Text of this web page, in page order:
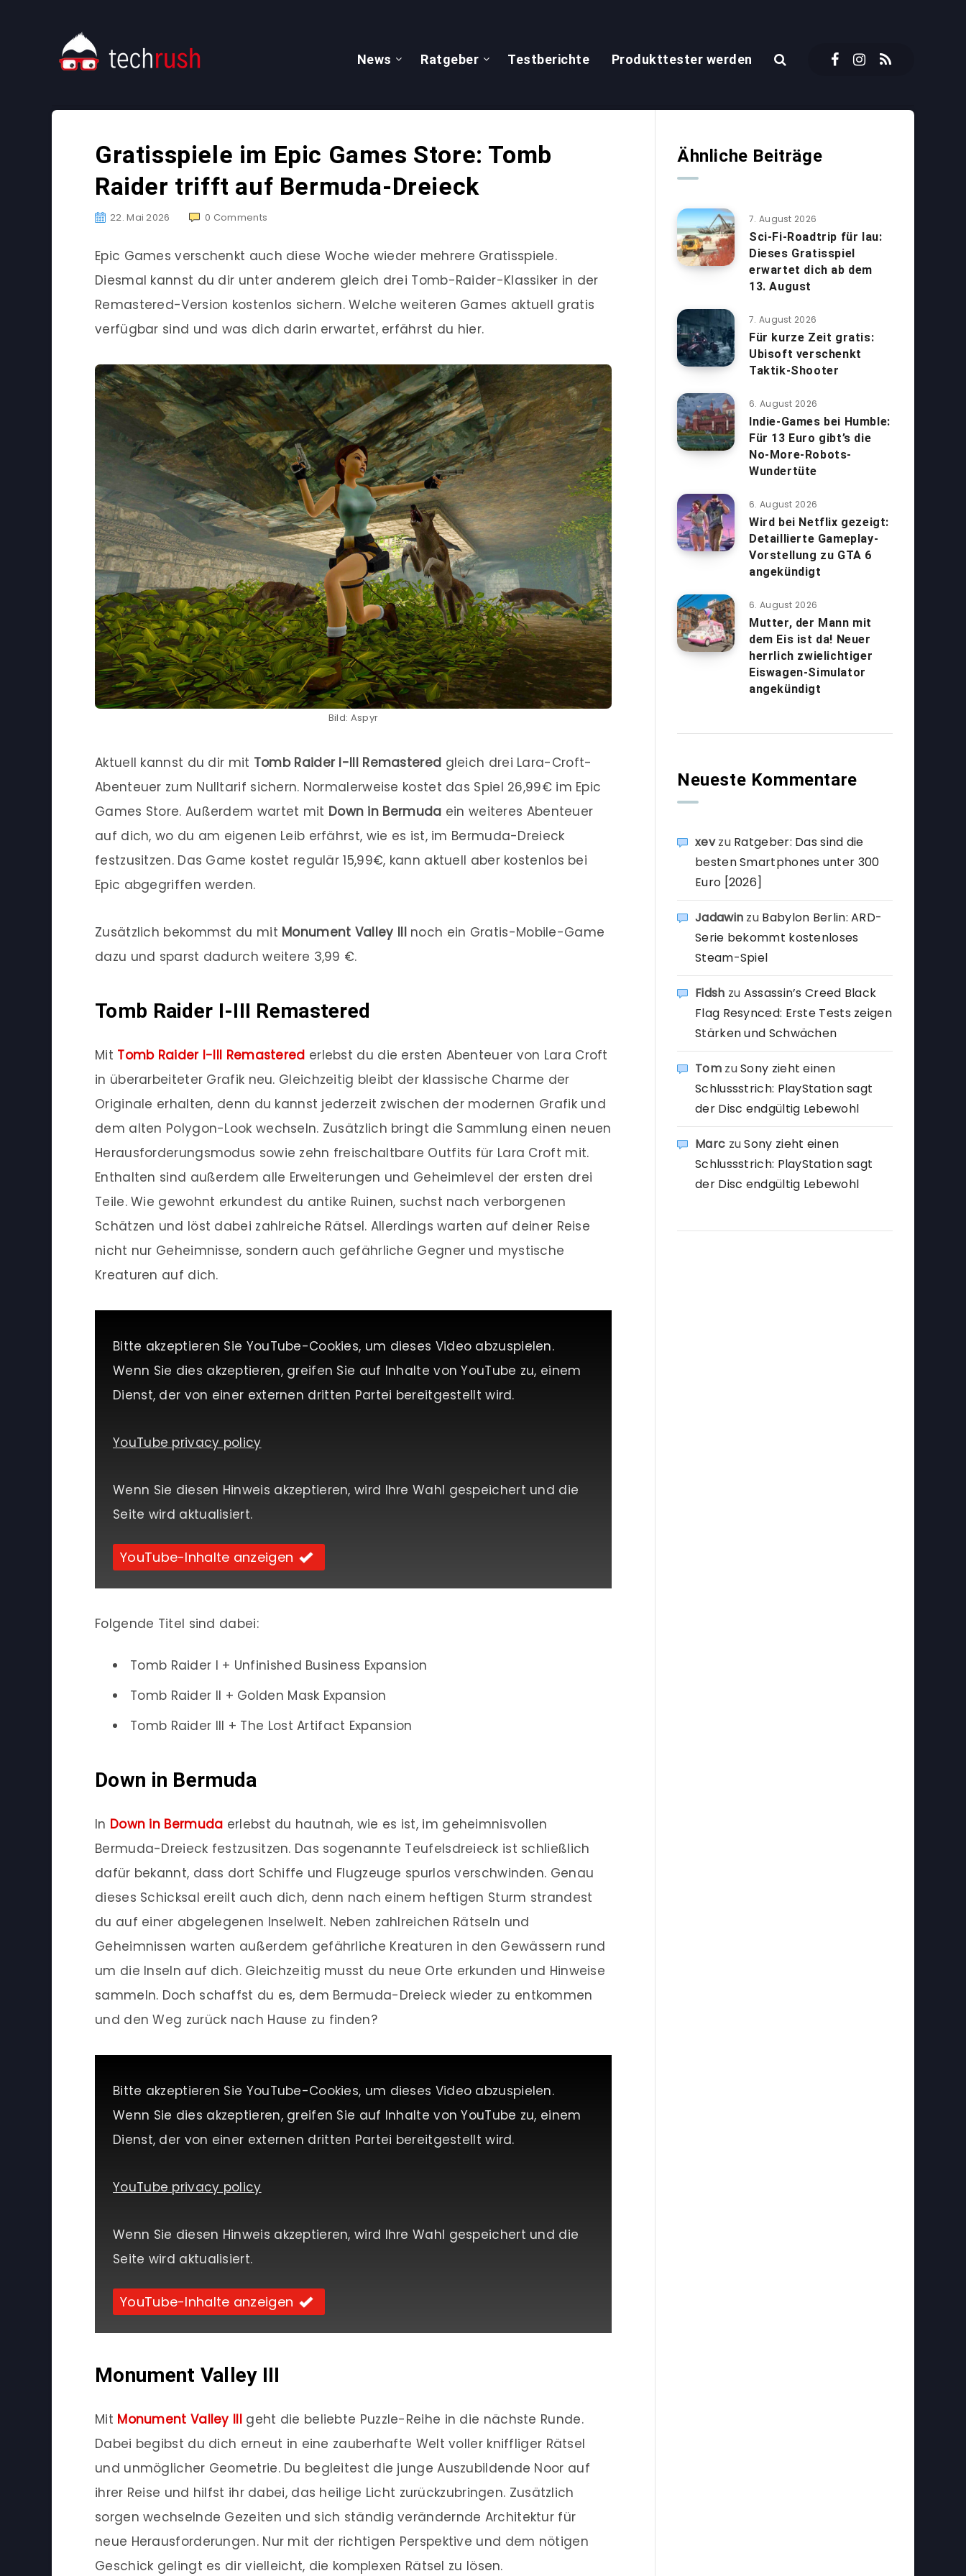
News Ratgeber Testberichte Produkttester werden
Gratisspiele im Epic Games Store: Tomb
Raider trifft auf Bermuda-Dreieck
22. Mai 2026 0 Comments
Epic Games verschenkt auch diese Woche wieder mehrere Gratisspiele.
Diesmal kannst du dir unter anderem gleich drei Tomb-Raider-Klassiker in der
Remastered-Version kostenlos sichern. Welche weiteren Games aktuell gratis
verfügbar sind und was dich darin erwartet, erfährst du hier.
Bild: Aspyr
Aktuell kannst du dir mit Tomb Raider I-III Remastered gleich drei Lara-Croft-
Abenteuer zum Nulltarif sichern. Normalerweise kostet das Spiel 26,99€ im Epic
Games Store. Außerdem wartet mit Down in Bermuda ein weiteres Abenteuer
auf dich, wo du am eigenen Leib erfährst, wie es ist, im Bermuda-Dreieck
festzusitzen. Das Game kostet regulär 15,99€, kann aktuell aber kostenlos bei
Epic abgegriffen werden.
Zusätzlich bekommst du mit Monument Valley IIInoch ein Gratis-Mobile-Game
dazu und sparst dadurch weitere 3,99 €.
Tomb Raider I-III Remastered
Mit Tomb Raider I-III Remastered erlebst du die ersten Abenteuer von Lara Croft
in überarbeiteter Grafik neu. Gleichzeitig bleibt der klassische Charme der
Originale erhalten, denn du kannst jederzeit zwischen der modernen Grafik und
dem alten Polygon-Look wechseln. Zusätzlich bringt die Sammlung einen neuen
Herausforderungsmodus sowie zehn freischaltbare Outfits für Lara Croft mit.
Enthalten sind außerdem alle Erweiterungen und Geheimlevel der ersten drei
Teile. Wie gewohnt erkundest du antike Ruinen, suchst nach verborgenen
Schätzen und löst dabei zahlreiche Rätsel. Allerdings warten auf deiner Reise
nicht nur Geheimnisse, sondern auch gefährliche Gegner und mystische
Kreaturen auf dich.
Bitte akzeptieren Sie YouTube-Cookies, um dieses Video abzuspielen.
Wenn Sie dies akzeptieren, greifen Sie auf Inhalte von YouTube zu, einem
Dienst, der von einer externen dritten Partei bereitgestellt wird.
YouTube privacy policy
Wenn Sie diesen Hinweis akzeptieren, wird Ihre Wahl gespeichert und die
Seite wird aktualisiert.
YouTube-Inhalte anzeigen
Folgende Titel sind dabei:
Tomb Raider I + Unfinished Business Expansion
Tomb Raider II + Golden Mask Expansion
Tomb Raider III + The Lost Artifact Expansion
Down in Bermuda
In Down in Bermuda erlebst du hautnah, wie es ist, im geheimnisvollen
Bermuda-Dreieck festzusitzen. Das sogenannte Teufelsdreieck ist schließlich
dafür bekannt, dass dort Schiffe und Flugzeuge spurlos verschwinden. Genau
dieses Schicksal ereilt auch dich, denn nach einem heftigen Sturm strandest
du auf einer abgelegenen Inselwelt. Neben zahlreichen Rätseln und
Geheimnissen warten außerdem gefährliche Kreaturen in den Gewässern rund
um die Inseln auf dich. Gleichzeitig musst du neue Orte erkunden und Hinweise
sammeln. Doch schaffst du es, dem Bermuda-Dreieck wieder zu entkommen
und den Weg zurück nach Hause zu finden?
Bitte akzeptieren Sie YouTube-Cookies, um dieses Video abzuspielen.
Wenn Sie dies akzeptieren, greifen Sie auf Inhalte von YouTube zu, einem
Dienst, der von einer externen dritten Partei bereitgestellt wird.
YouTube privacy policy
Wenn Sie diesen Hinweis akzeptieren, wird Ihre Wahl gespeichert und die
Seite wird aktualisiert.
YouTube-Inhalte anzeigen
Monument Valley III
Mit Monument Valley IIIgeht die beliebte Puzzle-Reihe in die nächste Runde.
Dabei begibst du dich erneut in eine zauberhafte Welt voller kniffliger Rätsel
und unmöglicher Geometrie. Du begleitest die junge Auszubildende Noor auf
ihrer Reise und hilfst ihr dabei, das heilige Licht zurückzubringen. Zusätzlich
sorgen wechselnde Gezeiten und sich ständig verändernde Architektur für
neue Herausforderungen. Nur mit der richtigen Perspektive und dem nötigen
Geschick gelingt es dir vielleicht, die komplexen Rätsel zu lösen.
Ähnliche Beiträge
7. August 2026
Sci-Fi-Roadtrip für lau:
Dieses Gratisspiel
erwartet dich ab dem
13. August
7. August 2026
Für kurze Zeit gratis:
Ubisoft verschenkt
Taktik-Shooter
6. August 2026
Indie-Games bei Humble:
Für 13 Euro gibt’s die
No-More-Robots-
Wundertüte
6. August 2026
Wird bei Netflix gezeigt:
Detaillierte Gameplay-
Vorstellung zu GTA 6
angekündigt
6. August 2026
Mutter, der Mann mit
dem Eis ist da! Neuer
herrlich zwielichtiger
Eiswagen-Simulator
angekündigt
Neueste Kommentare
xevzu Ratgeber: Das sind die
besten Smartphones unter 300
Euro [2026]
Jadawin zu Babylon Berlin: ARD-
Serie bekommt kostenloses
Steam-Spiel
Fidsh zu Assassin’s Creed Black
Flag Resynced: Erste Tests zeigen
Stärken und Schwächen
TomzuSony zieht einen
Schlussstrich: PlayStation sagt
der Disc endgültig Lebewohl
Marc zuSony zieht einen
Schlussstrich: PlayStation sagt
der Disc endgültig Lebewohl